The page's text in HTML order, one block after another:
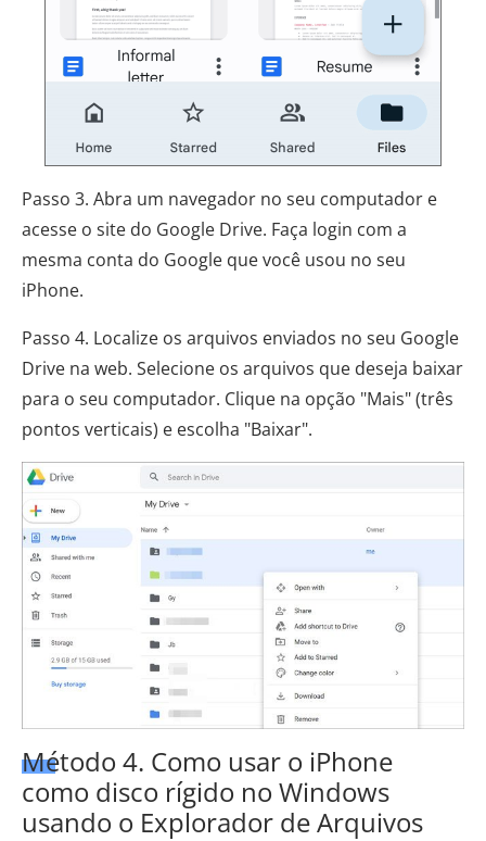
Passo 3. Abra um navegador no seu computador e
acesse o site do Google Drive. Faça login com a
mesma conta do Google que você usou no seu
iPhone.
Passo 4. Localize os arquivos enviados no seu Google
Drive na web. Selecione os arquivos que deseja baixar
para o seu computador. Clique na opção "Mais" (três
pontos verticais) e escolha "Baixar".
Método 4. Como usar o iPhone
como disco rígido no Windows
usando o Explorador de Arquivos